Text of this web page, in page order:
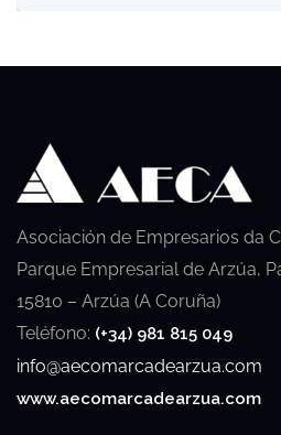
Asociación de Empresarios da
Parque Empresarial de Arzúa,
15810 – Arzúa (A Coruña)
Teléfono: (+34) 981 815 049
info@aecomarcadearzua.com
www.aecomarcadearzua.com